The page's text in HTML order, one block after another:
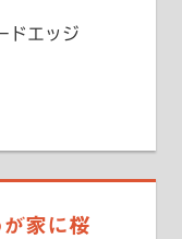
ドエッジ
家に桜